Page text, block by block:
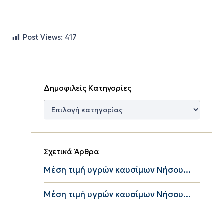
Post Views: 417
Δημοφιλείς Κατηγορίες
Δημοφιλείς
Σχετικά Άρθρα
Μέση τιμή υγρών καυσίμων Νήσου...
Μέση τιμή υγρών καυσίμων Νήσου...